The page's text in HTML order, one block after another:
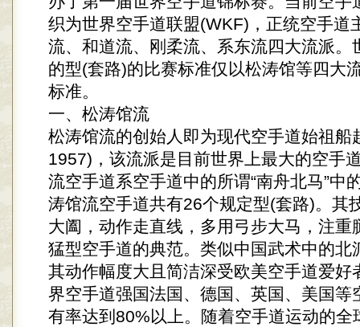
织为世界空手道联盟(WKF)，正统空手道
流、和道流、刚柔流、系东流四大流派。
的型(套路)的比赛标准仅以松涛馆等四大
标准。
一、松涛馆流
松涛馆流的创始人即为现代空手道始祖船
1957)，该流派是目前世界上最大的空手
流空手道系空手道中的所谓“南舟北马”中
涛馆流空手道共有26个规定型(套路)。其
大阖，动作走直线，多用弓步大马，注重
猛型空手道的典范。类似中国武术中的北
其动作幅度大且简洁深受欧美空手道爱好
界空手道强国法国、德国、英国、美国等
有率达到80%以上。随着空手道运动的全